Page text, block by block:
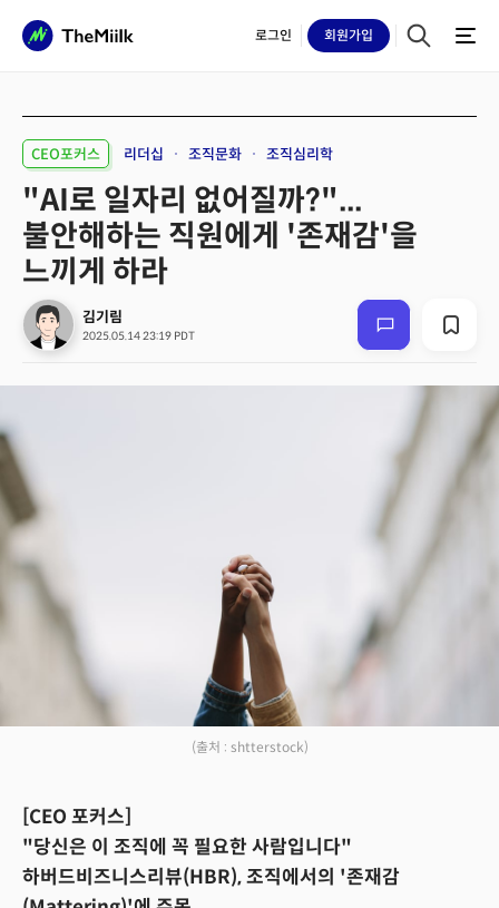
로그인 회원가입
CEO포커스 리더십 조직문화 조직심리학
"AI로 일자리 없어질까?"...
불안해하는 직원에게 '존재감'을
느끼게 하라
김기림
2025.05.14 23:19 PDT
(출처 : shtterstock)
[CEO 포커스]
"당신은 이 조직에 꼭 필요한 사람입니다"
하버드비즈니스리뷰(HBR), 조직에서의 '존재감